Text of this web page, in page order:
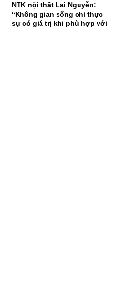
NTK nội thất Lai Nguyễn:
“Không gian sống chỉ thực
sự có giá trị khi phù hợp với